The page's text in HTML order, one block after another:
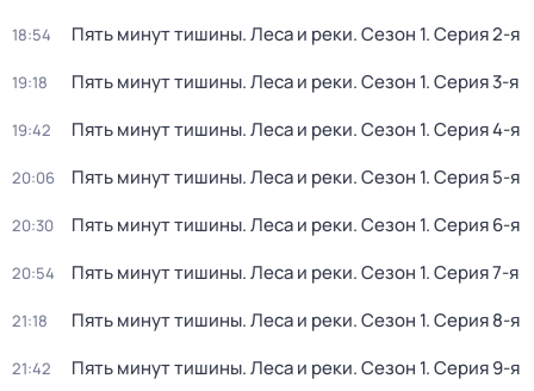
18:54 Пять минут тишины. Леса и реки. Сезон 1. Серия 2-я
19:18 Пять минут тишины. Леса и реки. Сезон 1. Серия 3-я
19:42 Пять минут тишины. Леса и реки. Сезон 1. Серия 4-я
20:06 Пять минут тишины. Леса и реки. Сезон 1. Серия 5-я
20:30 Пять минут тишины. Леса и реки. Сезон 1. Серия 6-я
20:54 Пять минут тишины. Леса и реки. Сезон 1. Серия 7-я
21:18 Пять минут тишины. Леса и реки. Сезон 1. Серия 8-я
21:42 Пять минут тишины. Леса и реки. Сезон 1. Серия 9-я